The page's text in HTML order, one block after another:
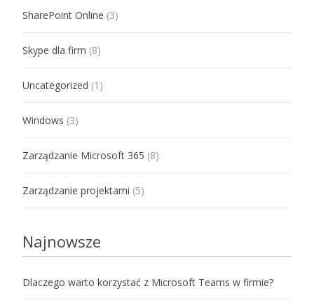
SharePoint Online (3)
Skype dla firm (8)
Uncategorized (1)
Windows (3)
Zarządzanie Microsoft 365 (8)
Zarządzanie projektami (5)
Najnowsze
Dlaczego warto korzystać z Microsoft Teams w firmie?